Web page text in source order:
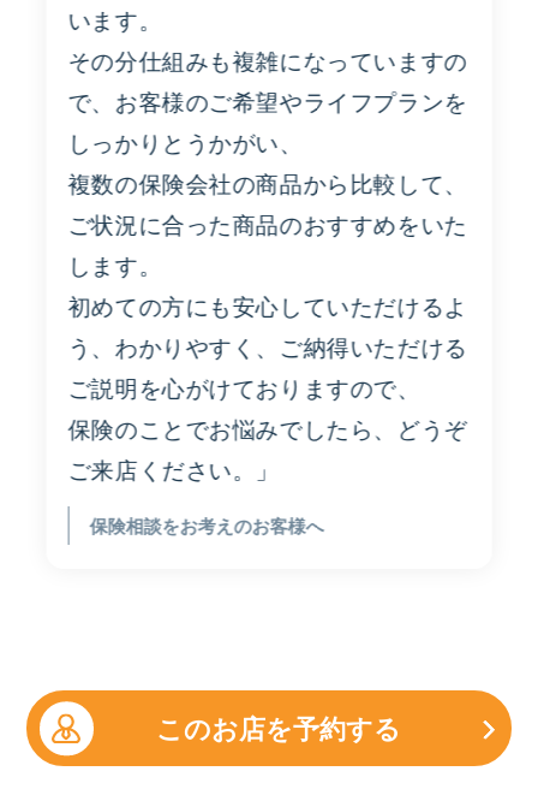
います。
その分仕組みも複雑になっていますの
で、お客様のご希望やライフプランを
しっかりとうかがい、
複数の保険会社の商品から比較して、
ご状況に合った商品のおすすめをいた
します。
初めての方にも安心していただけるよ
う、わかりやすく、ご納得いただける
ご説明を心がけておりますので、
保険のことでお悩みでしたら、どうぞ
ご来店ください。」
保険相談をお考えのお客様へ
このお店を予約する